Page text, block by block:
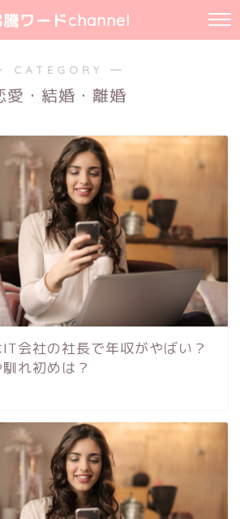
騰ワードchannel
CATEGORY ―
愛・結婚・離婚
会社の社長で年収がやばい？
れ初めは？